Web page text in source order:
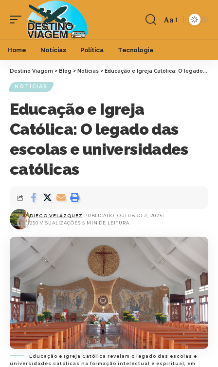
Aa
Home Notícias Política Tecnologia
Destino Viagem > Blog > Notícias > Educação e Igreja Católica: O legado das escolas e universidades católicas
NOTÍCIAS
Educação e Igreja
Católica: O legado das
escolas e universidades
católicas
DIEGO VELÁZQUEZ PUBLICADO: OUTUBRO 2, 2025
250 VISUALIZAÇÕES 5 MIN DE LEITURA
Educação e Igreja Católica revelam o legado das escolas e
universidades católicas na formação intelectual e espiritual, em